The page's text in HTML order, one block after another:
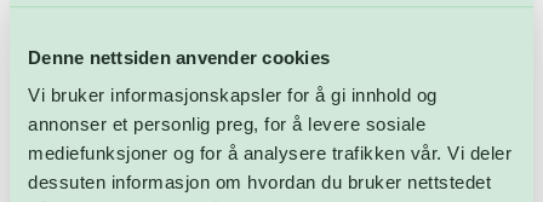
Denne nettsiden anvender cookies
Vi bruker informasjonskapsler for å gi innhold og
annonser et personlig preg, for å levere sosiale
mediefunksjoner og for å analysere trafikken vår. Vi deler
dessuten informasjon om hvordan du bruker nettstedet
3. juli markeres internasjonal plastposefri dag – solid
nedgang